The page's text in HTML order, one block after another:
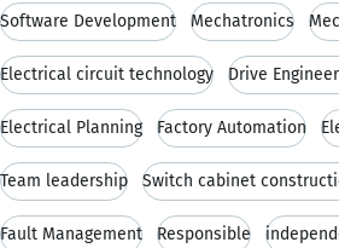
Software Development Mechatronics
Electrical circuit technology Drive
Electrical Planning Factory Automation
Team leadership Switch cabinet
Fault Management Responsible